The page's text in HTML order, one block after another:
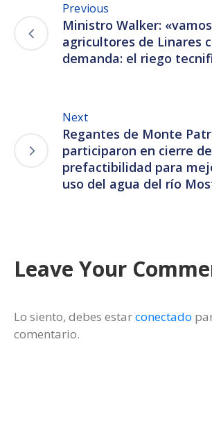
Previous
Ministro Walker:
agricultores de Linares
demanda: el riego
Next
Regantes de Monte
participaron en cierre
prefactibilidad para
uso del agua del río
Leave Your
Lo siento, debes estarconectado
comentario.